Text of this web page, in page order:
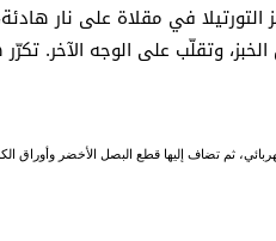
التورتيلا في مقلاة على نار
وتقلّب على الوجه الآخر.
ثم تضاف إليها قطع البصل الأخضر وأوراق